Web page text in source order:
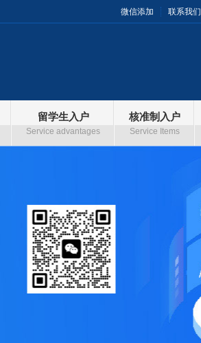
微信添加 联系我们
留学生入户
Service advantages
核准制入户
Service Items